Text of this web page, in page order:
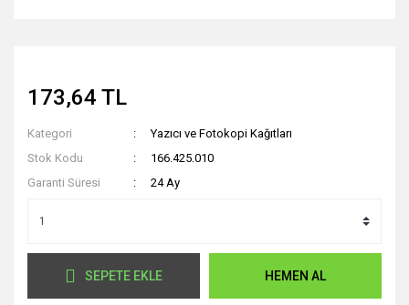
173,64 TL
Kategori
Yazıcı ve Fotokopi Kağıtları
Stok Kodu
166.425.010
Garanti Süresi
24 Ay
SEPETE EKLE HEMEN AL